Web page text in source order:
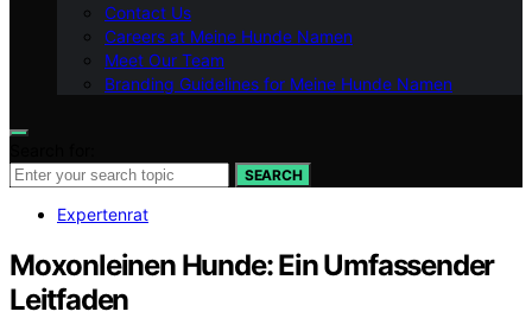
Contact Us
Careers at Meine Hunde Namen
Meet Our Team
Branding Guidelines for Meine Hunde Namen
SEARCH
Expertenrat
Moxonleinen Hunde: Ein Umfassender
Leitfaden